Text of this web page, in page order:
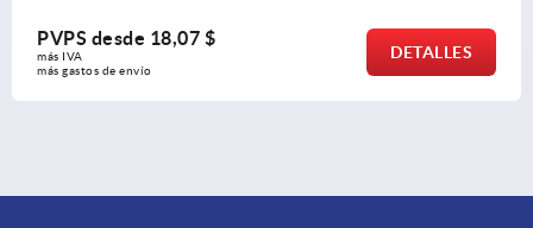
18,07 $ PVPS
más IVA
más gastos